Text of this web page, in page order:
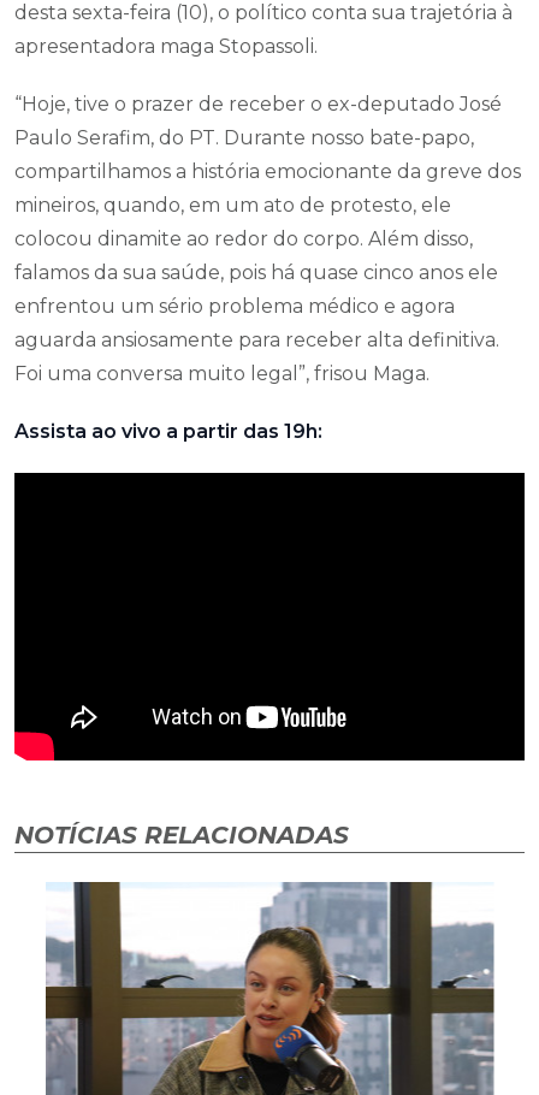
desta sexta-feira (10), o político conta sua trajetória à
apresentadora maga Stopassoli.
“Hoje, tive o prazer de receber o ex-deputado José
Paulo Serafim, do PT. Durante nosso bate-papo,
compartilhamos a história emocionante da greve dos
mineiros, quando, em um ato de protesto, ele
colocou dinamite ao redor do corpo. Além disso,
falamos da sua saúde, pois há quase cinco anos ele
enfrentou um sério problema médico e agora
aguarda ansiosamente para receber alta definitiva.
Foi uma conversa muito legal”, frisou Maga.
Assista ao vivo a partir das 19h:
NOTÍCIAS RELACIONADAS